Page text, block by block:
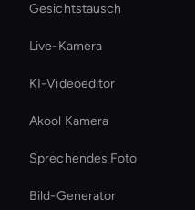
Gesichtstausch
Live-Kamera
KI-Videoeditor
Akool Kamera
Sprechendes Foto
Bild-Generator